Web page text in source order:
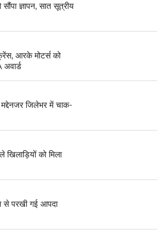
ज्ञापन, सात सूत्रीय
आरके मोटर्स को
जिलेभर में चाक-
खिलाड़ियों को मिला
परखी गई आपदा